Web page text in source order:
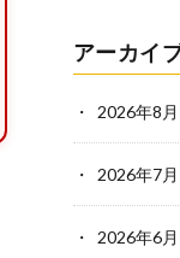
アーカイ
2026年8月
2026年7月
2026年6月